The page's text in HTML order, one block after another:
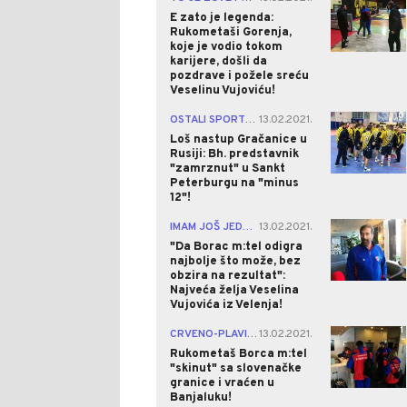
E zato je legenda:
Rukometaši Gorenja,
koje je vodio tokom
karijere, došli da
pozdrave i požele sreću
Veselinu Vujoviću!
OSTALI SPORTOVI 13.02.2021.
Loš nastup Gračanice u
Rusiji: Bh. predstavnik
"zamrznut" u Sankt
Peterburgu na "minus
12"!
0
IMAM JOŠ JEDNU NEDOUMICU... |
13.02.2021.
"Da Borac m:tel odigra
najbolje što može, bez
obzira na rezultat":
Najveća želja Veselina
Vujovića iz Velenja!
0
CRVENO-PLAVI DODATNO OSLABLJENI U VELENJU!13.02.2021.
Rukometaš Borca m:tel
"skinut" sa slovenačke
granice i vraćen u
Banjaluku!
1